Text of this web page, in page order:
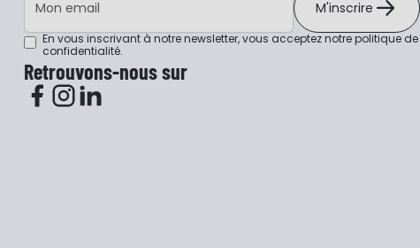
M'inscrire
En vous inscrivant à notre newsletter, vous acceptez notrepolitique de
confidentialité.
Retrouvons-nous sur